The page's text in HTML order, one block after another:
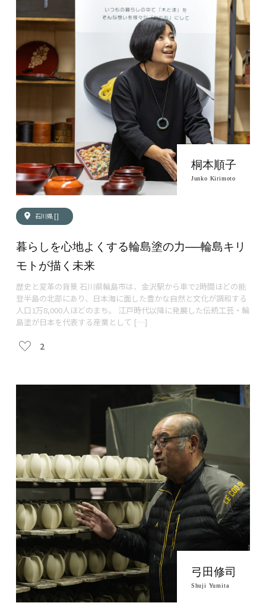
暮らしを心地よくする輪島塗の力──輪島キリ
モトが描く未来
歴史と変革の背景 石川県輪島市は、金沢駅から車で2時間ほどの能
登半島の北部にあり、日本海に面した豊かな自然と文化が調和する
人口1万8,000人ほどのまち。 江戸時代以降に発展した伝統工芸・輪
島塗が日本を代表する産業として […]
2
石川県 []
桐本順子
Junko Kirimoto
弓田修司
Shuji Yumita